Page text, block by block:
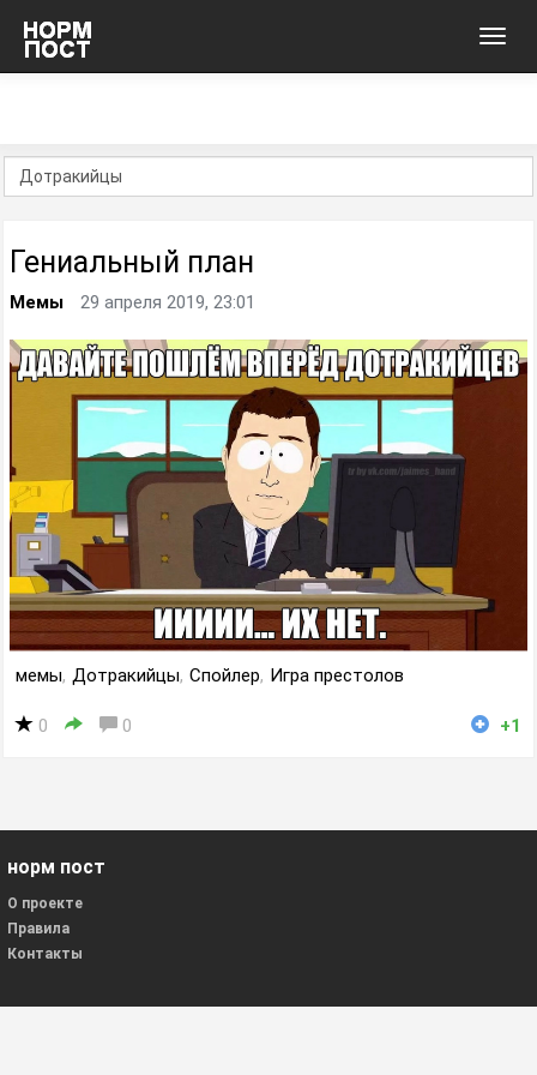
Гениальный план
Мемы 29 апреля 2019, 23:01
мемы, Дотракийцы, Спойлер, Игра престолов
0 0 +1
норм пост
О проекте
Правила
Контакты